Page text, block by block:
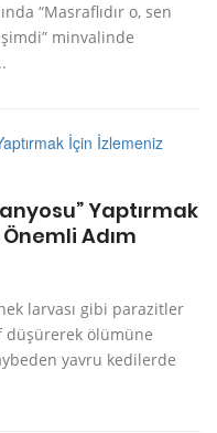
“Masraflıdır o, sen
minvalinde
Yaptırmak
Adım
larvası gibi parazitler
düşürerek ölümüne
yavru kedilerde